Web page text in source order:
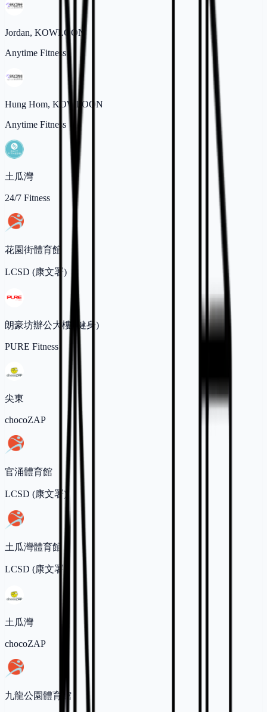
Jordan, KOWLOON
Anytime Fitness
Hung Hom, KOWLOON
Anytime Fitness
土瓜灣
24/7 Fitness
花園街體育館
LCSD (康文署)
朗豪坊辦公大樓 (健身)
PURE Fitness
尖東
chocoZAP
官涌體育館
LCSD (康文署)
土瓜灣體育館
LCSD (康文署)
土瓜灣
chocoZAP
九龍公園體育館